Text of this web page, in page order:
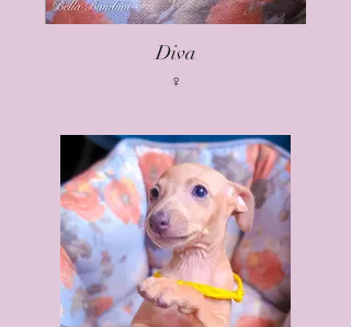
Diva
♀